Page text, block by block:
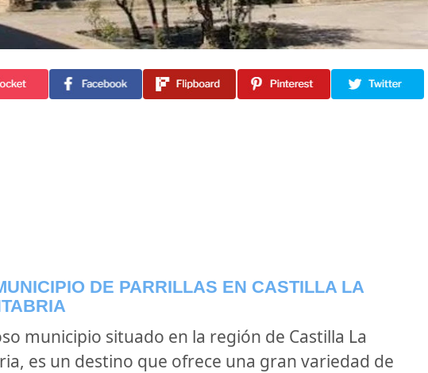
DE PARRILLAS EN CASTILLA LA
municipio situado en la región de Castilla La
es un destino que ofrece una gran variedad de